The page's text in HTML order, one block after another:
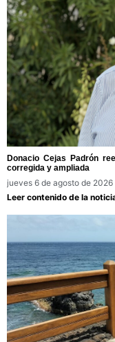
Donacio Cejas Padrón
corregida y ampliada
jueves 6 de agosto de 2026
Leer contenido de la